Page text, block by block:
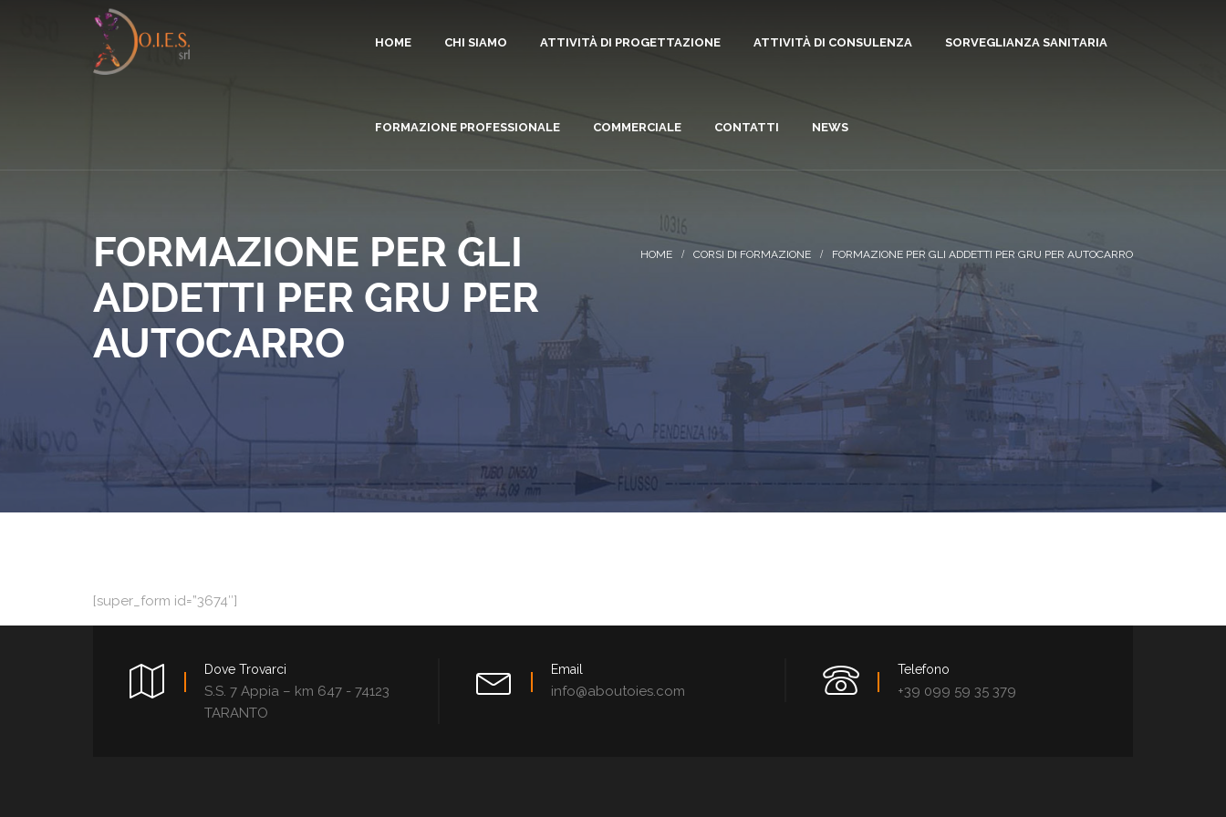
HOME CHI SIAMO ATTIVITÀ DI PROGETTAZIONE ATTIVITÀ DI CONSULENZA SORVEGLIANZA SANITARIA
FORMAZIONE PROFESSIONALE COMMERCIALE CONTATTI NEWS
FORMAZIONE PER GLI
ADDETTI PER GRU PER
AUTOCARRO
CORSI DI FORMAZIONE FORMAZIONE PER GLI ADDETTI PER GRU PER AUTOCARRO
[super_form id=”3674″]
Dove Trovarci
S.S. 7 Appia – km 647 - 74123
TARANTO
Email
info@aboutoies.com
Telefono
+39 099 59 35 379